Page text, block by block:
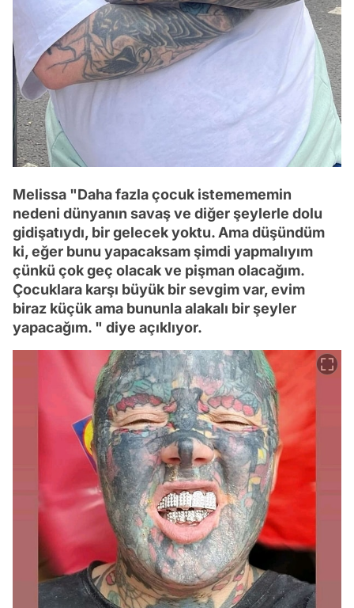
Melissa "Daha fazla çocuk istemememin
nedeni dünyanın savaş ve diğer şeylerle dolu
gidişatıydı, bir gelecek yoktu. Ama düşündüm
ki, eğer bunu yapacaksam şimdi yapmalıyım
çünkü çok geç olacak ve pişman olacağım.
Çocuklara karşı büyük bir sevgim var, evim
biraz küçük ama bununla alakalı bir şeyler
yapacağım. " diye açıklıyor.